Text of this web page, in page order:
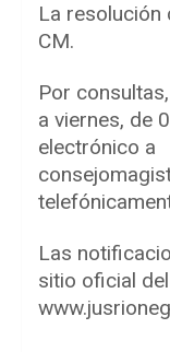
La
CM.
Por
a viernes, de
electrónico a
Las
sitio oficial